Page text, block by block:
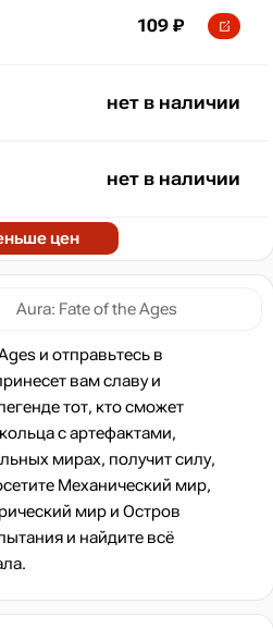
Aura: Fate of the Ages
и отправьтесь в
вам славу и
тот, кто сможет
с артефактами,
мирах, получит силу,
Механический мир,
мир и Остров
и найдите всё
109 ₽
нет в наличии
нет в наличии
цен